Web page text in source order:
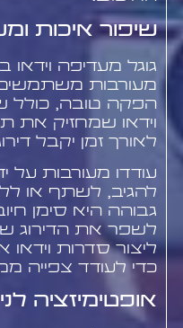
שיפור איכות
גוגל מעדיפה וידאו
מעורבות
הפקה טובה, כולל
וידאו שמחזיק את
לאורך זמן יקבל
עודדו מעורבות על
להגיב, לשתף או
גבוהה היא סימן
לשפר את הדירוג
ליצור סדרות וידאו
כדי לעודד צפייה
אופטימיזציה